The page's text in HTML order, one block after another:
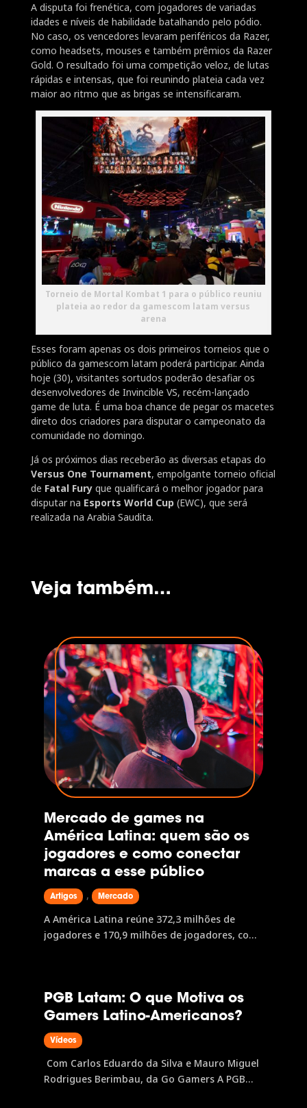
A disputa foi frenética, com jogadores de variadas
idades e níveis de habilidade batalhando pelo pódio.
No caso, os vencedores levaram periféricos da Razer,
como headsets, mouses e também prêmios da Razer
Gold. O resultado foi uma competição veloz, de lutas
rápidas e intensas, que foi reunindo plateia cada vez
maior ao ritmo que as brigas se intensificaram.
Torneio de Mortal Kombat 1 para o público reuniu
plateia ao redor da gamescom latam versus
arena
Esses foram apenas os dois primeiros torneios que o
público da gamescom latam poderá participar. Ainda
hoje (30), visitantes sortudos poderão desafiar os
desenvolvedores de Invincible VS, recém-lançado
game de luta. É uma boa chance de pegar os macetes
direto dos criadores para disputar o campeonato da
comunidade no domingo.
Já os próximos dias receberão as diversas etapas do
Versus One Tournament, empolgante torneio oficial
de Fatal Furyque qualificará o melhor jogador para
disputar na Esports World Cup (EWC), que será
realizada na Arabia Saudita.
Veja também…
Mercado de games na
América Latina: quem são os
jogadores e como conectar
marcas a esse público
Artigos , Mercado
A América Latina reúne 372,3 milhões de
jogadores e 170,9 milhões de jogadores, com
No Brasil, 75,3% da população consome jogos
digitais, a Geração Z é maioria e as mulheres
representam 52,8% do público. Conhecer esse
perfil é o primeiro passo para atuar na
região, e a gamescom latam é onde esses
dados e conexões se encontram.
PGB Latam: O que Motiva os
Gamers Latino-Americanos?
Vídeos
Com Carlos Eduardo da Silva e Mauro Miguel
Rodrigues Berimbau, da Go Gamers A PGB